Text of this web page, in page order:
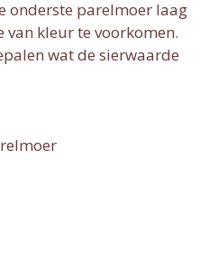
onderste parelmoer laag
kleur te voorkomen.
wat de sierwaarde